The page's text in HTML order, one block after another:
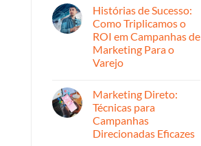
Futuro
em
um
Mercado
em
Mudança
em
SMS
Marketing:
Como
Criar
Campanhas
de
Convertem
Histórias de Sucesso:
Como Triplicamos o
ROI em Campanhas de
Marketing Para o
Varejo
em
Histórias
de
Sucesso:
Como
Triplicamos
Marketing Direto:
Técnicas para
Campanhas
Direcionadas Eficazes